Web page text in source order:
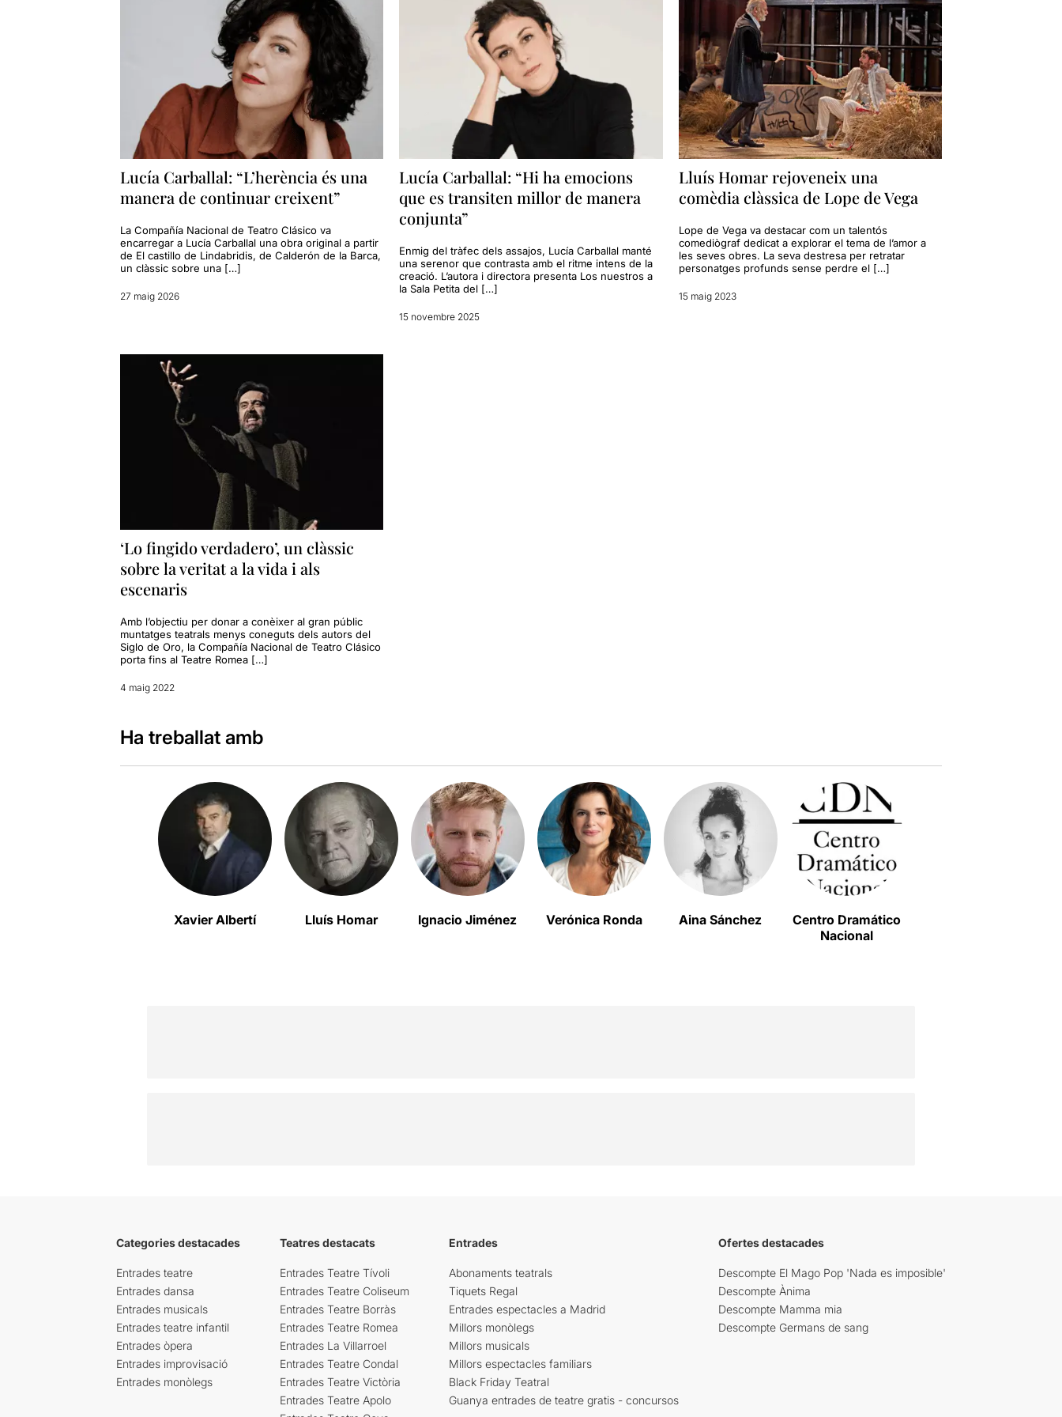
Lucía Carballal: “L’herència és una
manera de continuar creixent”
La Compañía Nacional de Teatro Clásico va
encarregar a Lucía Carballal una obra original a partir
de El castillo de Lindabridis, de Calderón de la Barca,
un clàssic sobre una […]
27 maig 2026
Lucía Carballal: “Hi ha emocions
que es transiten millor de manera
conjunta”
Enmig del tràfec dels assajos, Lucía Carballal manté
una serenor que contrasta amb el ritme intens de la
creació. L’autora i directora presenta Los nuestros a
la Sala Petita del […]
15 novembre 2025
Lluís Homar rejoveneix una
comèdia clàssica de Lope de Vega
Lope de Vega va destacar com un talentós
comediògraf dedicat a explorar el tema de l’amor a
les seves obres. La seva destresa per retratar
personatges profunds sense perdre el […]
15 maig 2023
‘Lo fingido verdadero’, un clàssic
sobre la veritat a la vida i als
escenaris
Amb l’objectiu per donar a conèixer al gran públic
muntatges teatrals menys coneguts dels autors del
Siglo de Oro, la Compañía Nacional de Teatro Clásico
porta fins al Teatre Romea […]
4 maig 2022
Ha treballat amb
Xavier Albertí Lluís Homar Ignacio Jiménez Verónica Ronda Aina Sánchez
Centro Dramático
Nacional
Categories destacades
Entrades teatre
Entrades dansa
Entrades musicals
Entrades teatre infantil
Entrades òpera
Entrades improvisació
Entrades monòlegs
Teatres destacats
Entrades Teatre Tívoli
Entrades Teatre Coliseum
Entrades Teatre Borràs
Entrades Teatre Romea
Entrades La Villarroel
Entrades Teatre Condal
Entrades Teatre Victòria
Entrades Teatre Apolo
Entrades
Abonaments teatrals
Tiquets Regal
Entrades espectacles a Madrid
Millors monòlegs
Millors musicals
Millors espectacles familiars
Black Friday Teatral
Guanya entrades de teatre gratis - concursos
Ofertes destacades
Descompte El Mago Pop 'Nada es imposible'
Descompte Ànima
Descompte Mamma mia
Descompte Germans de sang